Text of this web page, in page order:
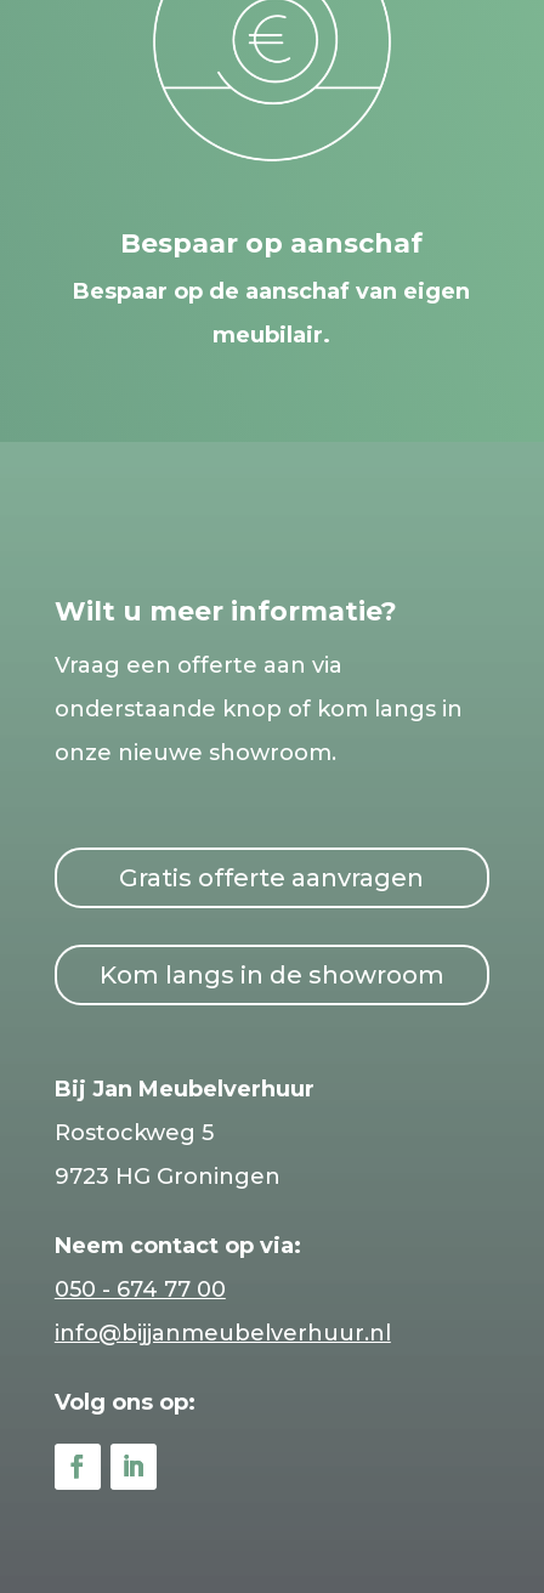
Bespaar op aanschaf
Bespaar op de aanschaf van eigen
meubilair.
Wilt u meer informatie?
Vraag een offerte aan via
onderstaande knop of kom langs in
onze nieuwe showroom.
Gratis offerte aanvragen
Kom langs in de showroom
Bij Jan Meubelverhuur
Rostockweg 5
9723 HG Groningen
Neem contact op via:
050 - 674 77 00
info@bijjanmeubelverhuur.nl
Volg ons op: